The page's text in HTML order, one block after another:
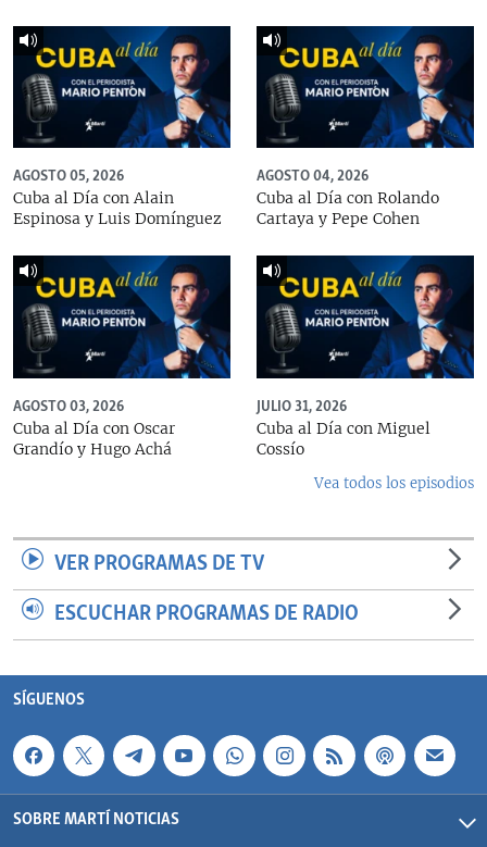
AGOSTO 05, 2026
Cuba al Día con Alain
Espinosa y Luis Domínguez
AGOSTO 04, 2026
Cuba al Día con Rolando
Cartaya y Pepe Cohen
AGOSTO 03, 2026
Cuba al Día con Oscar
Grandío y Hugo Achá
JULIO 31, 2026
Cuba al Día con Miguel
Cossío
Vea todos los episodios
VER PROGRAMAS DE TV
ESCUCHAR PROGRAMAS DE RADIO
SÍGUENOS
SOBRE MARTÍ NOTICIAS